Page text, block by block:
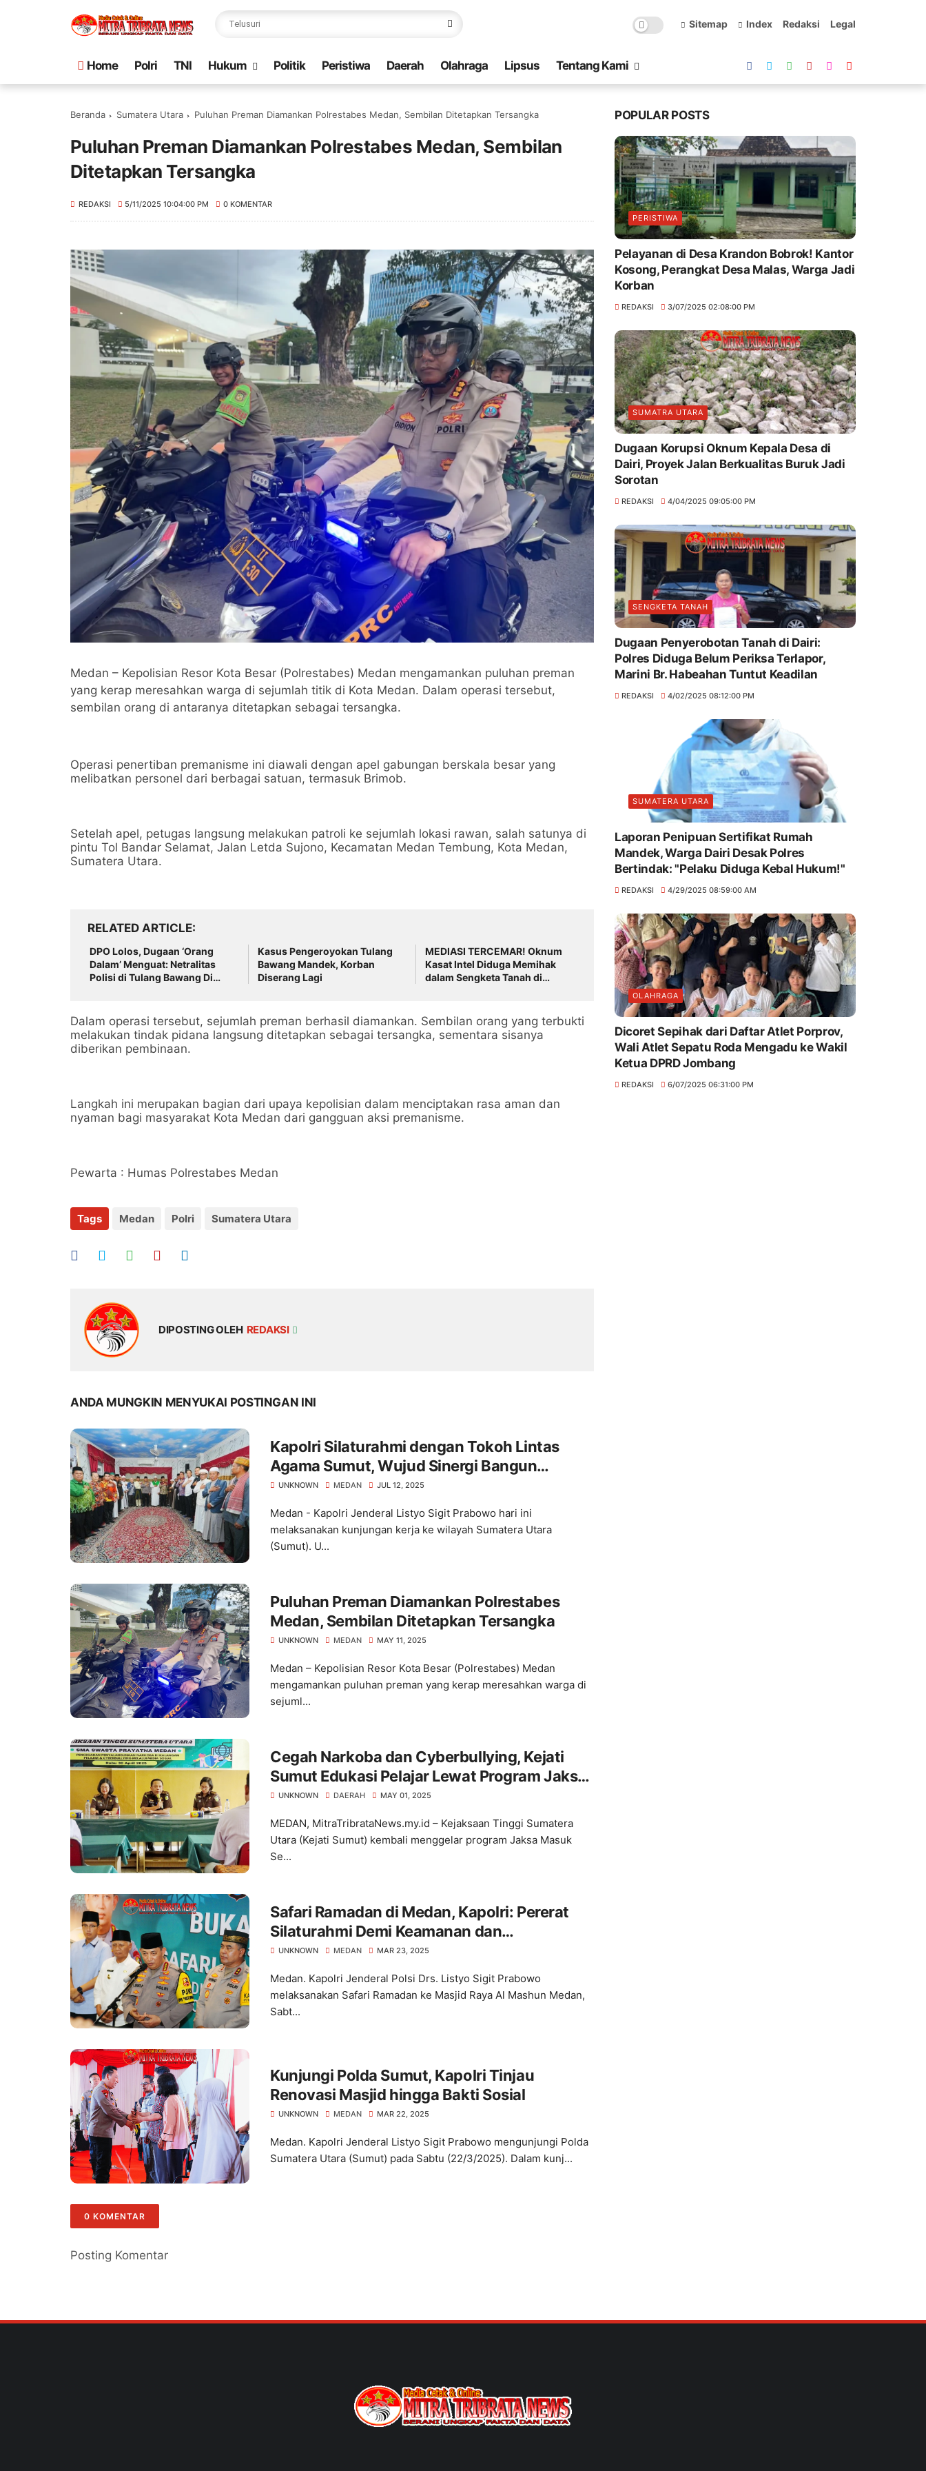
Sitemap Index Redaksi Legal
Home Polri TNI Hukum Politik Peristiwa Daerah Olahraga Lipsus Tentang Kami
Beranda Sumatera Utara Puluhan Preman Diamankan Polrestabes Medan, Sembilan Ditetapkan Tersangka
Puluhan Preman Diamankan Polrestabes Medan, Sembilan
Ditetapkan Tersangka
REDAKSI 5/11/2025 10:04:00 PM 0 KOMENTAR
Medan – Kepolisian Resor Kota Besar (Polrestabes) Medan mengamankan puluhan preman
yang kerap meresahkan warga di sejumlah titik di Kota Medan. Dalam operasi tersebut,
sembilan orang di antaranya ditetapkan sebagai tersangka.
Operasi penertiban premanisme ini diawali dengan apel gabungan berskala besar yang
melibatkan personel dari berbagai satuan, termasuk Brimob.
Setelah apel, petugas langsung melakukan patroli ke sejumlah lokasi rawan, salah satunya di
pintu Tol Bandar Selamat, Jalan Letda Sujono, Kecamatan Medan Tembung, Kota Medan,
Sumatera Utara.
RELATED ARTICLE
DPO Lolos, Dugaan ‘Orang
Dalam’ Menguat: Netralitas
Polisi di Tulang Bawang Di
Kasus Pengeroyokan Tulang
Bawang Mandek, Korban
Diserang Lagi
MEDIASI TERCEMAR! Oknum
Kasat Intel Diduga Memihak
dalam Sengketa Tanah di
Dalam operasi tersebut, sejumlah preman berhasil diamankan. Sembilan orang yang terbukti
melakukan tindak pidana langsung ditetapkan sebagai tersangka, sementara sisanya
diberikan pembinaan.
Langkah ini merupakan bagian dari upaya kepolisian dalam menciptakan rasa aman dan
nyaman bagi masyarakat Kota Medan dari gangguan aksi premanisme.
Pewarta : Humas Polrestabes Medan
Tags Medan Polri Sumatera Utara
DIPOSTING OLEH REDAKSI
ANDA MUNGKIN MENYUKAI POSTINGAN INI
Kapolri Silaturahmi dengan Tokoh Lintas
Agama Sumut, Wujud Sinergi Bangun
Bangsa
UNKNOWN MEDAN JUL 12, 2025
Medan - Kapolri Jenderal Listyo Sigit Prabowo hari ini
melaksanakan kunjungan kerja ke wilayah Sumatera Utara
(Sumut). U...
Puluhan Preman Diamankan Polrestabes
Medan, Sembilan Ditetapkan Tersangka
UNKNOWN MEDAN MAY 11, 2025
Medan – Kepolisian Resor Kota Besar (Polrestabes) Medan
mengamankan puluhan preman yang kerap meresahkan warga di
sejuml...
Cegah Narkoba dan Cyberbullying, Kejati
Sumut Edukasi Pelajar Lewat Program Jaksa
Masuk Sekolah
UNKNOWN DAERAH MAY 01, 2025
MEDAN, MitraTribrataNews.my.id – Kejaksaan Tinggi Sumatera
Utara (Kejati Sumut) kembali menggelar program Jaksa Masuk
Se...
Safari Ramadan di Medan, Kapolri: Pererat
Silaturahmi Demi Keamanan dan
Kesejahteraan
UNKNOWN MEDAN MAR 23, 2025
Medan. Kapolri Jenderal Polsi Drs. Listyo Sigit Prabowo
melaksanakan Safari Ramadan ke Masjid Raya Al Mashun Medan,
Sabt...
Kunjungi Polda Sumut, Kapolri Tinjau
Renovasi Masjid hingga Bakti Sosial
UNKNOWN MEDAN MAR 22, 2025
Medan. Kapolri Jenderal Listyo Sigit Prabowo mengunjungi Polda
Sumatera Utara (Sumut) pada Sabtu (22/3/2025). Dalam kunj...
0 KOMENTAR
Posting Komentar
POPULAR POSTS
PERISTIWA
Pelayanan di Desa Krandon Bobrok! Kantor
Kosong, Perangkat Desa Malas, Warga Jadi
Korban
REDAKSI 3/07/2025 02:08:00 PM
SUMATRA UTARA
Dugaan Korupsi Oknum Kepala Desa di
Dairi, Proyek Jalan Berkualitas Buruk Jadi
Sorotan
REDAKSI 4/04/2025 09:05:00 PM
SENGKETA TANAH
Dugaan Penyerobotan Tanah di Dairi:
Polres Diduga Belum Periksa Terlapor,
Marini Br. Habeahan Tuntut Keadilan
REDAKSI 4/02/2025 08:12:00 PM
SUMATERA UTARA
Laporan Penipuan Sertifikat Rumah
Mandek, Warga Dairi Desak Polres
Bertindak: "Pelaku Diduga Kebal Hukum!"
REDAKSI 4/29/2025 08:59:00 AM
OLAHRAGA
Dicoret Sepihak dari Daftar Atlet Porprov,
Wali Atlet Sepatu Roda Mengadu ke Wakil
Ketua DPRD Jombang
REDAKSI 6/07/2025 06:31:00 PM